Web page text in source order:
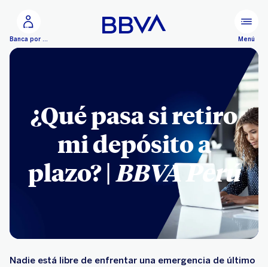
Banca por Internet Menú
¿Qué pasa si retiro
mi depósito a
plazo? |BBVA Perú
Nadie está libre de enfrentar una emergencia de último